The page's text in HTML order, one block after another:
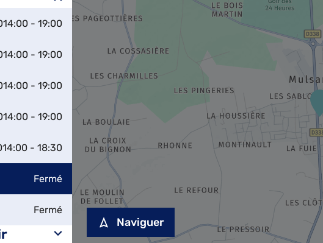
14:00 - 19:00
14:00 - 19:00
14:00 - 19:00
14:00 - 19:00
14:00 - 18:30
Fermé
Fermé
Naviguer